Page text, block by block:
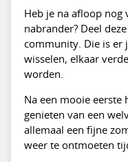
Heb je na afloop nog
nabrander? Deel
community. Die is er
wisselen, elkaar
worden.
Na een mooie eerste
genieten van een
allemaal een fijne
weer te ontmoeten